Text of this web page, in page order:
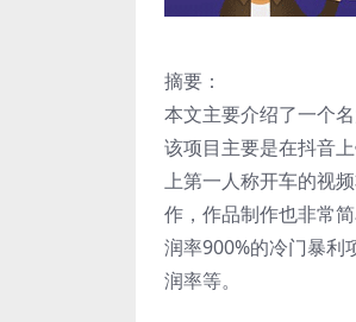
摘要：
本文主要介绍了一个
该项目主要是在抖音
上第一人称开车的视
作，作品制作也非常
润率900%的冷门暴利
润率等。